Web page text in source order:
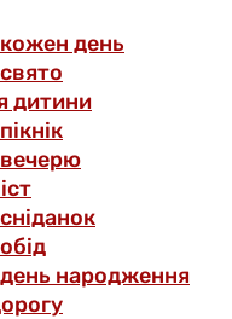
день
дитини
народження